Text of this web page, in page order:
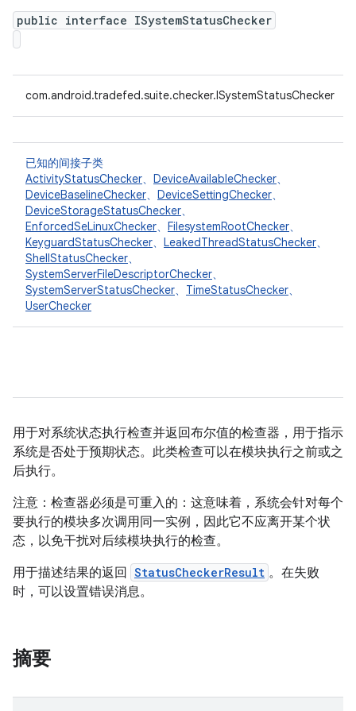
public interface ISystemStatusChecker
com.android.tradefed.suite.checker.ISystemStatusChecker
已知的间接子类
ActivityStatusChecker、 DeviceAvailableChecker、
DeviceBaselineChecker、 DeviceSettingChecker、
DeviceStorageStatusChecker、
EnforcedSeLinuxChecker、 FilesystemRootChecker、
KeyguardStatusChecker、 LeakedThreadStatusChecker、
ShellStatusChecker、
SystemServerFileDescriptorChecker、
SystemServerStatusChecker、 TimeStatusChecker、
UserChecker
用于对系统状态执行检查并返回布尔值的检查器，用于指示
系统是否处于预期状态。此类检查可以在模块执行之前或之
后执行。
注意：检查器必须是可重入的：这意味着，系统会针对每个
要执行的模块多次调用同一实例，因此它不应离开某个状
态，以免干扰对后续模块执行的检查。
用于描述结果的返回
StatusCheckerResult 。在失败
时，可以设置错误消息。
摘要